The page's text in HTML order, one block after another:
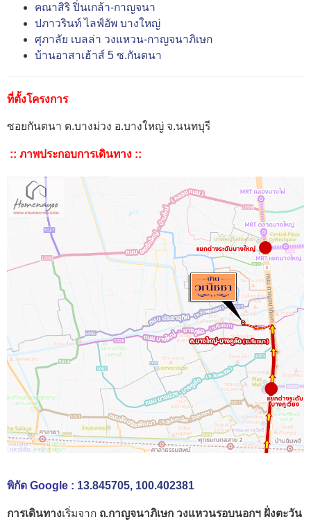
คณาสิริ ปิ่นเกล้า-กาญจนา
ปภาวรินท์ ไลฟ์อัพ บางใหญ่
ศุภาลัย เบลล่า วงแหวน-กาญจนาภิเษก
บ้านอาสาเฮ้าส์ 5 ซ.กันตนา
ที่ตั้งโครงการ
ซอยกันตนา ต.บางม่วง อ.บางใหญ่ จ.นนทบุรี
:: ภาพประกอบการเดินทาง ::
พิกัด Google : 13.845705, 100.402381
การเดินทางเริ่มจาก ถ.กาญจนาภิเษก วงแหวนรอบนอกฯ ฝั่งตะวัน